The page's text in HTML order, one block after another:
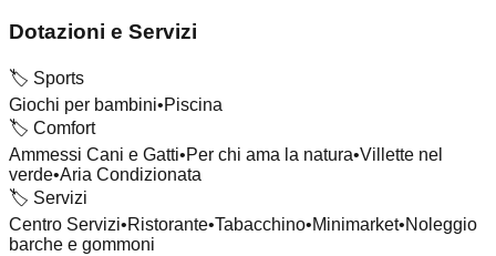
Dotazioni e Servizi
🏷️ Sports
Giochi per bambini•Piscina
🏷️ Comfort
Ammessi Cani e Gatti•Per chi ama la natura•Villette nel
verde•Aria Condizionata
🏷️ Servizi
Centro Servizi•Ristorante•Tabacchino•Minimarket•Noleggio
barche e gommoni